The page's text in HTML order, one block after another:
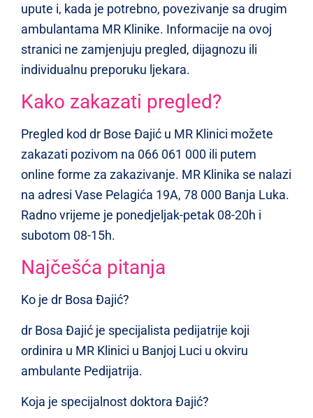
upute i, kada je potrebno, povezivanje sa drugim
ambulantama MR Klinike. Informacije na ovoj
stranici ne zamjenjuju pregled, dijagnozu ili
individualnu preporuku ljekara.
Kako zakazati pregled?
Pregled kod dr Bose Đajić u MR Klinici možete
zakazati pozivom na 066 061 000 ili putem
online forme za zakazivanje. MR Klinika se nalazi
na adresi Vase Pelagića 19A, 78 000 Banja Luka.
Radno vrijeme je ponedjeljak-petak 08-20h i
subotom 08-15h.
Najčešća pitanja
Ko je dr Bosa Đajić?
dr Bosa Đajić je specijalista pedijatrije koji
ordinira u MR Klinici u Banjoj Luci u okviru
ambulante Pedijatrija.
Koja je specijalnost doktora Đajić?